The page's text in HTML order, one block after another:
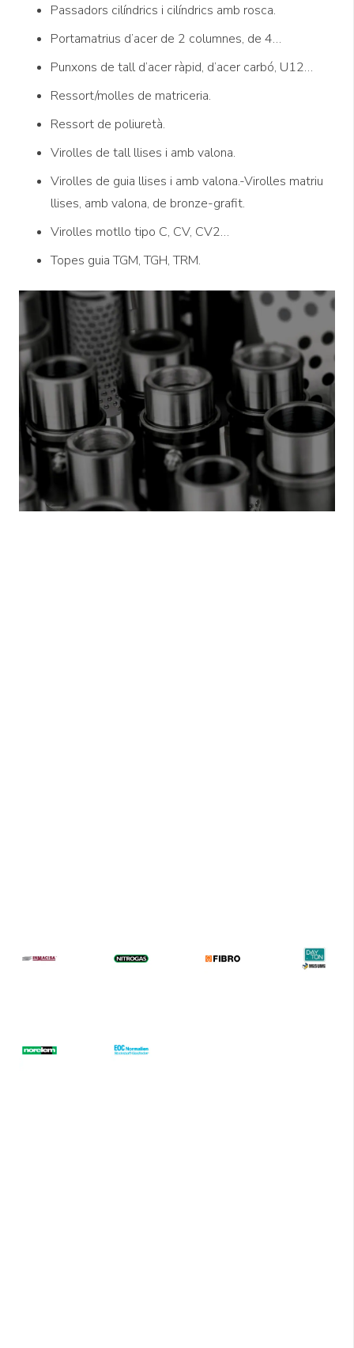
Passadors cilíndrics i cilíndrics amb rosca.
Portamatrius d’acer de 2 columnes, de 4…
Punxons de tall d’acer ràpid, d’acer carbó, U12…
Ressort/molles de matriceria.
Ressort de poliuretà.
Virolles de tall llises i amb valona.
Virolles de guia llises i amb valona.-Virolles matriu
llises, amb valona, de bronze-grafit.
Virolles motllo tipo C, CV, CV2…
Topes guia TGM, TGH, TRM.